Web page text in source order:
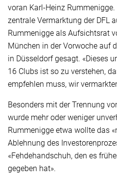
voran Karl-Heinz
zentrale Vermarktung der DFL
Rummenigge als Aufsichtsrat
München in der Vorwoche auf
in Düsseldorf gesagt. «Dieses
16 Clubs ist so zu verstehen,
empfehlen muss, wir
Besonders mit der Trennung
wurde mehr oder weniger
Rummenigge etwa wollte das
Ablehnung des
«Fehdehandschuh, den es
gegeben hat».